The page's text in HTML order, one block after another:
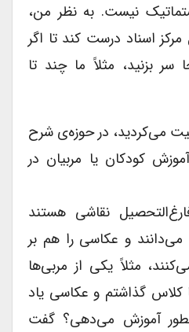
نیست. به نظر من،
اسناد درست کند تا اگر
بزنید، مثلاً ما چند تا
می‌کردید، در حوزه‌ی شرح
کودکان یا مربیان در
نقاشی هستند
و عکاسی را هم بر
مثلاً یکی از مربی‌ها
گذاشتم و عکاسی یاد
آموزش می‌دهی؟ گفت